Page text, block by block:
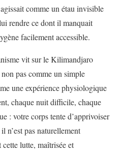
comme un étau invisible
rendre ce dont il manquait
facilement accessible.
vit sur le Kilimandjaro
pas comme un simple
une expérience physiologique
chaque nuit difficile, chaque
: votre corps tente d’apprivoiser
n’est pas naturellement
lutte, maîtrisée et